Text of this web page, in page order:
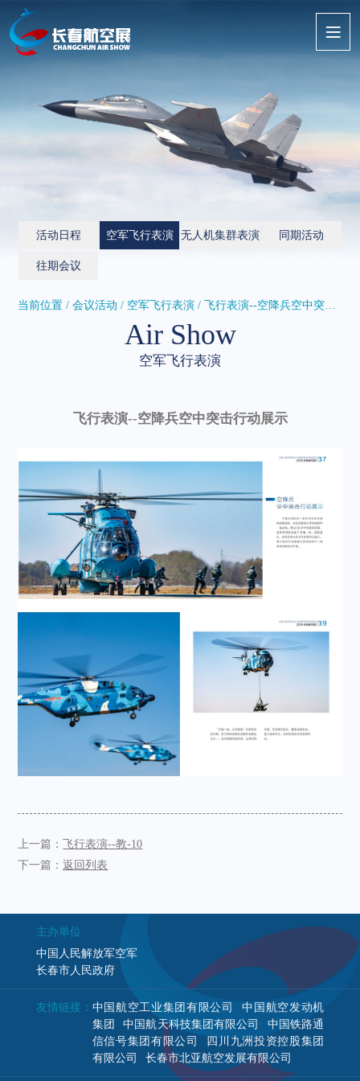
活动日程 空军飞行表演 无人机集群表演 同期活动
往期会议
当前位置 / 会议活动 / 空军飞行表演 / 飞行表演--空降兵空中突击行动...
Air Show
空军飞行表演
飞行表演--空降兵空中突击行动展示
上一篇：飞行表演--教-10
下一篇：返回列表
主办单位
中国人民解放军空军
长春市人民政府
友情链接： 中国航空工业集团有限公司
中国航空发动机
集团
中国航天科技集团有限公司
中国铁路通
信信号集团有限公司
四川九洲投资控股集团
有限公司
长春市北亚航空发展有限公司